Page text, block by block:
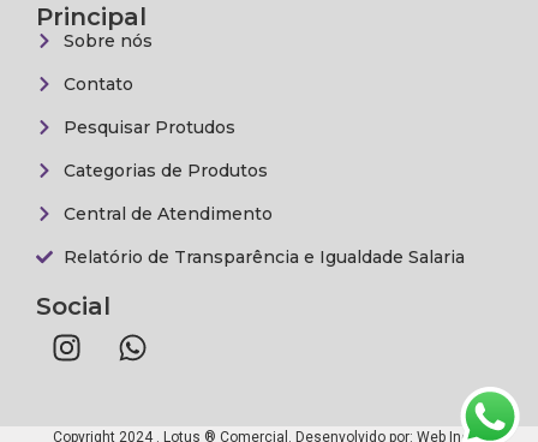
Principal
Sobre nós
Contato
Pesquisar Protudos
Categorias de Produtos
Central de Atendimento
Relatório de Transparência e Igualdade Salaria
Social
Copyright 2024 . Lotus ® Comercial. Desenvolvido por: Web Inova